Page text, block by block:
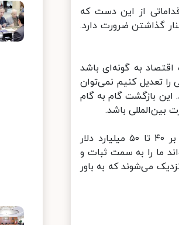
از این دست که
گذاشتن ضرورت دارد.
به گونه‌ای باشد
تعدیل کنیم نمی‌توان
بازگشت گام به گام
باشد.
او تصریح کرد: ما سالانه نزدیک به ۷۰ میلیارد دلار نفت می‌فروشیم، بالغ بر ۴۰ تا ۵۰ میلیارد دلار
ما را به سمت ثبات و
می‌شوند که به باور